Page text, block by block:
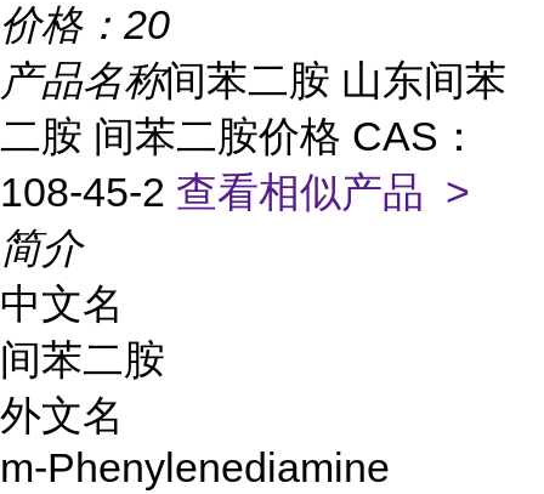
价格： 20
产品名称间苯二胺 山东间苯
二胺 间苯二胺价格 CAS：
108-45-2 查看相似产品 >
简介
中文名
间苯二胺
外文名
m-Phenylenediamine